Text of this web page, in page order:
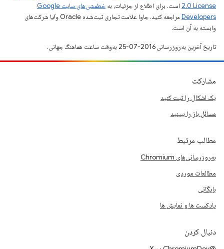
2.0 License است. برای اطلاع از جزئیات، به
خطمشی‌های سایت Google
Developers‏
مراجعه کنید. جاوا علامت تجاری ثبت‌شده Oracle و/یا شرکت‌های
وابسته به آن است.
تاریخ آخرین به‌روزرسانی 2016-07-25 به‌وقت ساعت هماهنگ جهانی.
مشارکت
یک اشکال را ثبت کنید
مسائل باز را ببینید
مطالب مرتبط
به‌روزرسانی‌های Chromium
مطالعات موردی
بایگانی
پادکست ها و نمایش ها
دنبال کردن